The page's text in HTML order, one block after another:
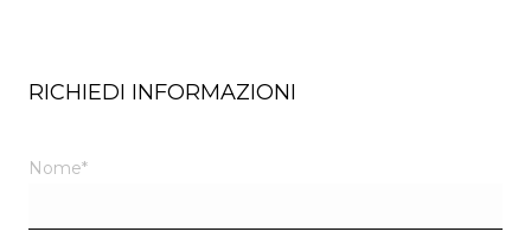
RICHIEDI INFORMAZIONI
Nome*